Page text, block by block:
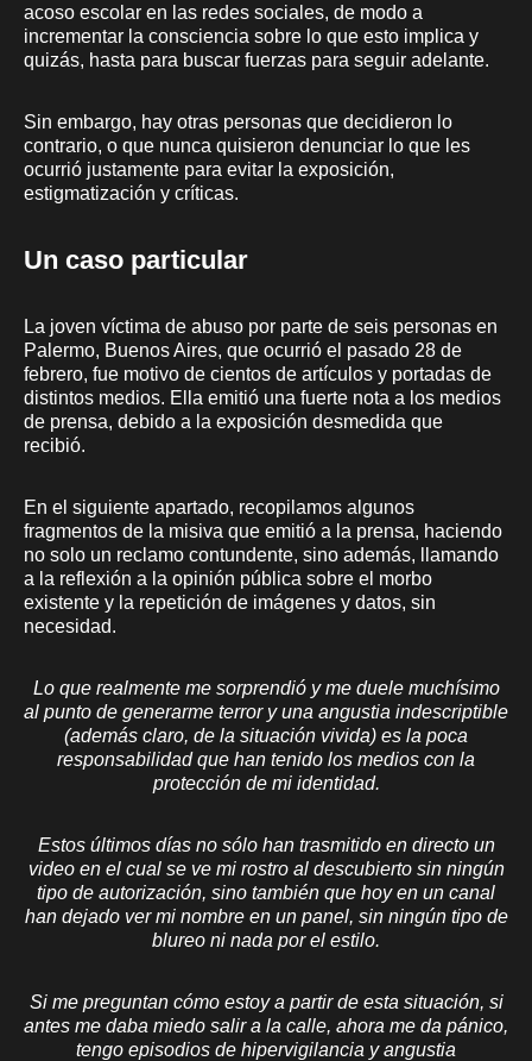
acoso escolar en las redes sociales, de modo a
incrementar la consciencia sobre lo que esto implica y
quizás, hasta para buscar fuerzas para seguir adelante.
Sin embargo, hay otras personas que decidieron lo
contrario, o que nunca quisieron denunciar lo que les
ocurrió justamente para evitar la exposición,
estigmatización y críticas.
Un caso particular
La joven víctima de abuso por parte de seis personas en
Palermo, Buenos Aires, que ocurrió el pasado 28 de
febrero, fue motivo de cientos de artículos y portadas de
distintos medios. Ella emitió una fuerte nota a los medios
de prensa, debido a la exposición desmedida que
recibió.
En el siguiente apartado, recopilamos algunos
fragmentos de la misiva que emitió a la prensa, haciendo
no solo un reclamo contundente, sino además, llamando
a la reflexión a la opinión pública sobre el morbo
existente y la repetición de imágenes y datos, sin
necesidad.
Lo que realmente me sorprendió y me duele muchísimo
al punto de generarme terror y una angustia indescriptible
(además claro, de la situación vivida) es la poca
responsabilidad que han tenido los medios con la
protección de mi identidad.
Estos últimos días no sólo han trasmitido en directo un
video en el cual se ve mi rostro al descubierto sin ningún
tipo de autorización, sino también que hoy en un canal
han dejado ver mi nombre en un panel, sin ningún tipo de
blureo ni nada por el estilo.
Si me preguntan cómo estoy a partir de esta situación, si
antes me daba miedo salir a la calle, ahora me da pánico,
tengo episodios de hipervigilancia y angustia